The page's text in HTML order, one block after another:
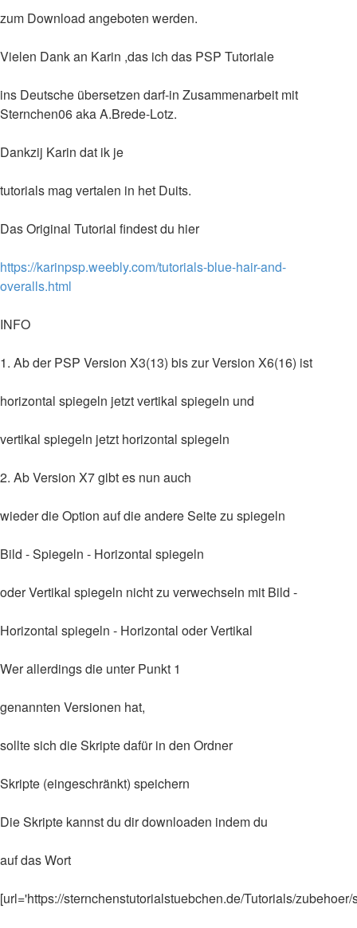
zum Download angeboten werden.
Vielen Dank an Karin ,das ich das PSP Tutoriale
ins Deutsche übersetzen darf-in Zusammenarbeit mit
Sternchen06 aka A.Brede-Lotz.
Dankzij Karin dat ik je
tutorials mag vertalen in het Duits.
Das Original Tutorial findest du hier
https://karinpsp.weebly.com/tutorials-blue-hair-and-
overalls.html
INFO
1. Ab der PSP Version X3(13) bis zur Version X6(16) ist
horizontal spiegeln jetzt vertikal spiegeln und
vertikal spiegeln jetzt horizontal spiegeln
2. Ab Version X7 gibt es nun auch
wieder die Option auf die andere Seite zu spiegeln
Bild - Spiegeln - Horizontal spiegeln
oder Vertikal spiegeln nicht zu verwechseln mit Bild -
Horizontal spiegeln - Horizontal oder Vertikal
Wer allerdings die unter Punkt 1
genannten Versionen hat,
sollte sich die Skripte dafür in den Ordner
Skripte (eingeschränkt) speichern
Die Skripte kannst du dir downloaden indem du
auf das Wort
[url='https://sternchenstutorialstuebchen.de/Tutorials/